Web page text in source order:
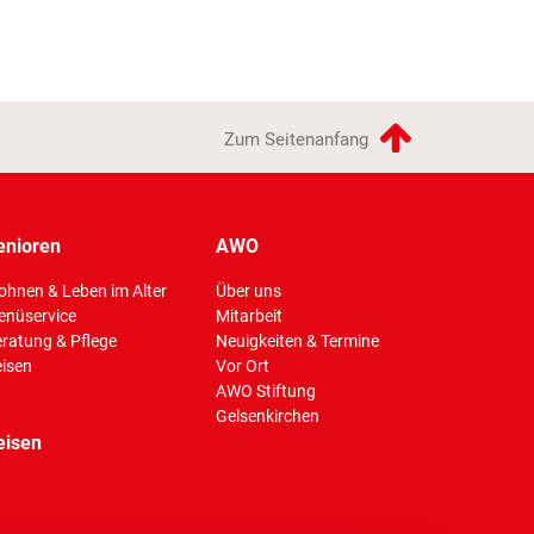
Zum Seitenanfang
& Leben im Alter
& Pflege
AWO
Über uns
Mitarbeit
Neuigkeiten & Termine(Standort)
Vor Ort
AWO Stiftung
Gelsenkirchen